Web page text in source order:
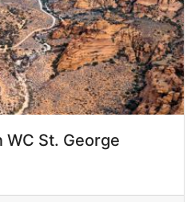
St. George